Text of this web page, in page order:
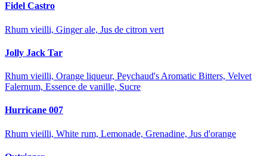
Fidel Castro
Rhum vieilli, Ginger ale, Jus de citron vert
Jolly Jack Tar
Rhum vieilli, Orange liqueur, Peychaud's Aromatic Bitters, Velvet
Falernum, Essence de vanille, Sucre
Hurricane 007
Rhum vieilli, White rum, Lemonade, Grenadine, Jus d'orange